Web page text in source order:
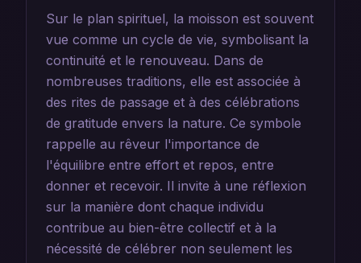
Sur le plan spirituel, la moisson est souvent
vue comme un cycle de vie, symbolisant la
continuité et le renouveau. Dans de
nombreuses traditions, elle est associée à
des rites de passage et à des célébrations
de gratitude envers la nature. Ce symbole
rappelle au rêveur l'importance de
l'équilibre entre effort et repos, entre
donner et recevoir. Il invite à une réflexion
sur la manière dont chaque individu
contribue au bien-être collectif et à la
nécessité de célébrer non seulement les